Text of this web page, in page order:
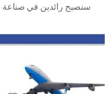
سنصبح رائدين في صناعة